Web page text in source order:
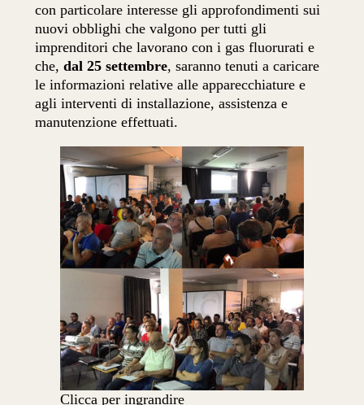
con particolare interesse gli approfondimenti sui
nuovi obblighi che valgono per tutti gli
imprenditori che lavorano con i gas fluorurati e
che,dal 25 settembre, saranno tenuti a caricare
le informazioni relative alle apparecchiature e
agli interventi di installazione, assistenza e
manutenzione effettuati.
Clicca per ingrandire